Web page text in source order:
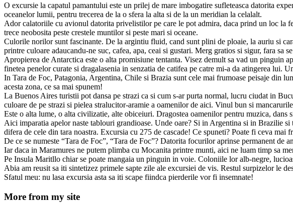
O excursie la capatul pamantului este un prilej de mare imbogatire sufleteasca datorita
oceanelor lumii, pentru trecerea de la o sfera la alta si de la un meridian la celalalt.
Ador calatoriile cu avionul datorita privelistilor pe care le pot admira, daca prind un loc la
trece neobosita peste crestele muntilor si peste mari si oceane.
Culorile norilor sunt fascinante. De la argintiu fluid, cand sunt plini de ploaie, la auriu si
printre culoare adaucandu-ne suc, cafea, apa, ceai si gustari. Merg gratios si sigur, fara
Apropierea de Antarctica este o alta promisiune tentanta. Visez demult sa vad un pinguin
finetea penelor curate si dragalasenia in senzatia de catifea pe catre mi-a da atingerea lui.
In Tara de Foc, Patagonia, Argentina, Chile si Brazia sunt cele mai frumoase peisaje din
acesta zona, ce sa mai spunem!
La Buenos Aires turistii pot dansa pe strazi ca si cum s-ar purta normal, lucru ciudat in
culoare de pe strazi si pielea stralucitor-aramie a oamenilor de aici. Vinul bun si
Este o alta lume, o alta civilizatie, alte obiceiuri. Dragostea oamenilor pentru muzica,
Aici imparatia apelor naste tablouri grandioase. Unde oare? Si in Argentina si in Brazilie
difera de cele din tara noastra. Excursia cu 275 de cascade! Ce spuneti? Poate fi ceva
De ce se numeste “Tara de Foc”, “Tara de Foc”? Datorita focurilor aprinse permanent de
Iar daca in Maramures ne putem plimba cu Mocanita printre munti, aici ne luam timp sa
Pe Insula Maritllo chiar se poate mangaia un pinguin in voie. Coloniile lor alb-negre,
Abia am reusit sa iti sintetizez primele sapte zile ale excursiei de vis. Restul surpizelor le
Sfatul meu: nu lasa excursia asta sa iti scape fiindca pierderile vor fi insemnate!
More from my site